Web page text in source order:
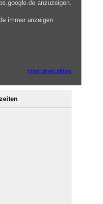
anzuzeigen.
immer anzeigen
Inhalt direkt öffnen